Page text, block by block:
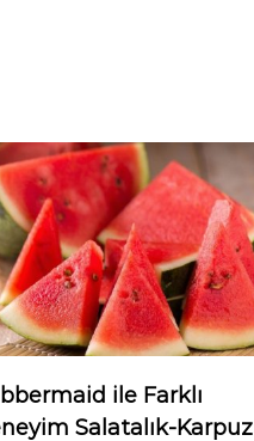
ile Farklı
Salatalık-Karpuz